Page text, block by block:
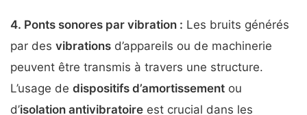
4. Ponts sonores par vibration : Les bruits générés
par des vibrations d’appareils ou de machinerie
peuvent être transmis à travers une structure.
L’usage de dispositifs d’amortissement ou
d’isolation antivibratoire est crucial dans les